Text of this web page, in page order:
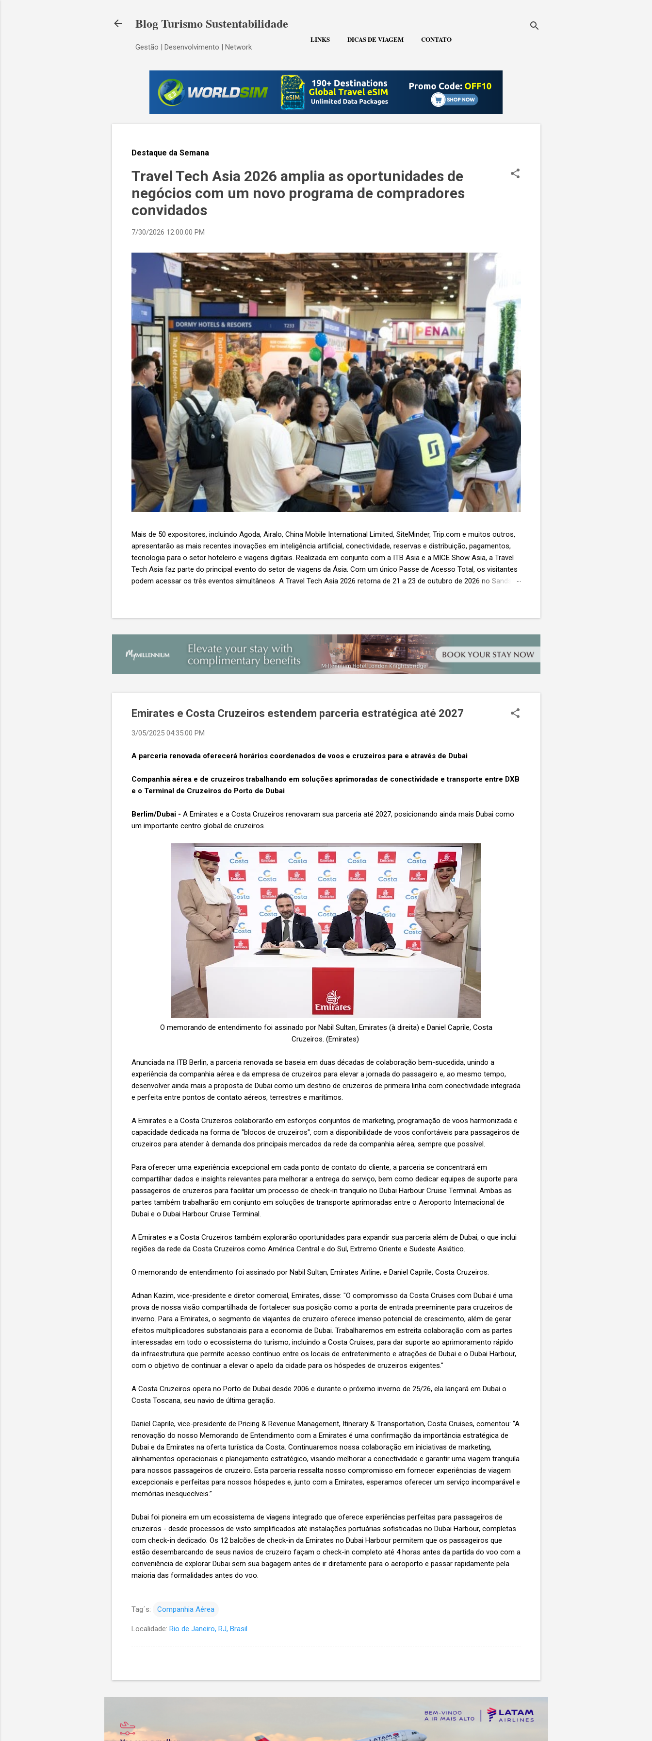
Blog Turismo Sustentabilidade
Gestão | Desenvolvimento | Network
LINKS DICAS DE VIAGEM CONTATO
Destaque da Semana
Travel Tech Asia 2026 amplia as oportunidades de
negócios com um novo programa de compradores
convidados
7/30/2026 12:00:00 PM
Mais de 50 expositores, incluindo Agoda, Airalo, China Mobile International Limited, SiteMinder, Trip.com e muitos outros,
apresentarão as mais recentes inovações em inteligência artificial, conectividade, reservas e distribuição, pagamentos,
tecnologia para o setor hoteleiro e viagens digitais. Realizada em conjunto com a ITB Asia e a MICE Show Asia, a Travel
Tech Asia faz parte do principal evento do setor de viagens da Ásia. Com um único Passe de Acesso Total, os visitantes
podem acessar os três eventos simultâneos A Travel Tech Asia 2026 retorna de 21 a 23 de outubro de 2026 no Sands
de importantes nomes do setor e debates sobre as principais tendências que impulsionam a próxima geração da
Emirates e Costa Cruzeiros estendem parceria estratégica até 2027
3/05/2025 04:35:00 PM
A parceria renovada oferecerá horários coordenados de voos e cruzeiros para e através de Dubai
Companhia aérea e de cruzeiros trabalhando em soluções aprimoradas de conectividade e transporte entre DXB
e o Terminal de Cruzeiros do Porto de Dubai
Berlim/Dubai - A Emirates e a Costa Cruzeiros renovaram sua parceria até 2027, posicionando ainda mais Dubai como
um importante centro global de cruzeiros.
O memorando de entendimento foi assinado por Nabil Sultan, Emirates (à direita) e Daniel Caprile, Costa
Cruzeiros. (Emirates)
Anunciada na ITB Berlin, a parceria renovada se baseia em duas décadas de colaboração bem-sucedida, unindo a
experiência da companhia aérea e da empresa de cruzeiros para elevar a jornada do passageiro e, ao mesmo tempo,
desenvolver ainda mais a proposta de Dubai como um destino de cruzeiros de primeira linha com conectividade integrada
e perfeita entre pontos de contato aéreos, terrestres e marítimos.
A Emirates e a Costa Cruzeiros colaborarão em esforços conjuntos de marketing, programação de voos harmonizada e
capacidade dedicada na forma de "blocos de cruzeiros", com a disponibilidade de voos confortáveis para passageiros de
cruzeiros para atender à demanda dos principais mercados da rede da companhia aérea, sempre que possível.
Para oferecer uma experiência excepcional em cada ponto de contato do cliente, a parceria se concentrará em
compartilhar dados e insights relevantes para melhorar a entrega do serviço, bem como dedicar equipes de suporte para
passageiros de cruzeiros para facilitar um processo de check-in tranquilo no Dubai Harbour Cruise Terminal. Ambas as
partes também trabalharão em conjunto em soluções de transporte aprimoradas entre o Aeroporto Internacional de
Dubai e o Dubai Harbour Cruise Terminal.
A Emirates e a Costa Cruzeiros também explorarão oportunidades para expandir sua parceria além de Dubai, o que inclui
regiões da rede da Costa Cruzeiros como América Central e do Sul, Extremo Oriente e Sudeste Asiático.
O memorando de entendimento foi assinado por Nabil Sultan, Emirates Airline; e Daniel Caprile, Costa Cruzeiros.
Adnan Kazim, vice-presidente e diretor comercial, Emirates, disse: "O compromisso da Costa Cruises com Dubai é uma
prova de nossa visão compartilhada de fortalecer sua posição como a porta de entrada preeminente para cruzeiros de
inverno. Para a Emirates, o segmento de viajantes de cruzeiro oferece imenso potencial de crescimento, além de gerar
efeitos multiplicadores substanciais para a economia de Dubai. Trabalharemos em estreita colaboração com as partes
interessadas em todo o ecossistema do turismo, incluindo a Costa Cruises, para dar suporte ao aprimoramento rápido
da infraestrutura que permite acesso contínuo entre os locais de entretenimento e atrações de Dubai e o Dubai Harbour,
com o objetivo de continuar a elevar o apelo da cidade para os hóspedes de cruzeiros exigentes."
A Costa Cruzeiros opera no Porto de Dubai desde 2006 e durante o próximo inverno de 25/26, ela lançará em Dubai o
Costa Toscana, seu navio de última geração.
Daniel Caprile, vice-presidente de Pricing & Revenue Management, Itinerary & Transportation, Costa Cruises, comentou: “A
renovação do nosso Memorando de Entendimento com a Emirates é uma confirmação da importância estratégica de
Dubai e da Emirates na oferta turística da Costa. Continuaremos nossa colaboração em iniciativas de marketing,
alinhamentos operacionais e planejamento estratégico, visando melhorar a conectividade e garantir uma viagem tranquila
para nossos passageiros de cruzeiro. Esta parceria ressalta nosso compromisso em fornecer experiências de viagem
excepcionais e perfeitas para nossos hóspedes e, junto com a Emirates, esperamos oferecer um serviço incomparável e
memórias inesquecíveis.”
Dubai foi pioneira em um ecossistema de viagens integrado que oferece experiências perfeitas para passageiros de
cruzeiros - desde processos de visto simplificados até instalações portuárias sofisticadas no Dubai Harbour, completas
com check-in dedicado. Os 12 balcões de check-in da Emirates no Dubai Harbour permitem que os passageiros que
estão desembarcando de seus navios de cruzeiro façam o check-in completo até 4 horas antes da partida do voo com a
conveniência de explorar Dubai sem sua bagagem antes de ir diretamente para o aeroporto e passar rapidamente pela
maioria das formalidades antes do voo.
Tag´s: Companhia Aérea
Localidade: Rio de Janeiro, RJ, Brasil